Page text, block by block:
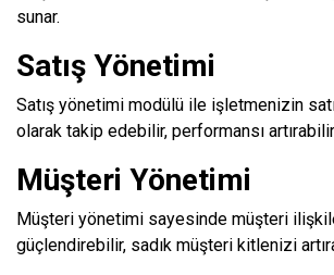
sunar.
Satış Yönetimi
Satış yönetimi modülü ile işletmenizin
olarak takip edebilir, performansı
Müşteri Yönetimi
Müşteri yönetimi sayesinde müşteri
güçlendirebilir, sadık müşteri kitlenizi